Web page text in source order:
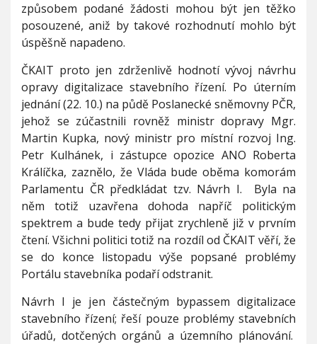
í
h
o
í
z
e
n
í
t
r
v
á
způsobem podané žádosti mohou být jen těžko
posouzené, aniž by takové rozhodnutí mohlo být
úspěšně napadeno.
ČKAIT proto jen zdrženlivě hodnotí vývoj návrhu
opravy digitalizace stavebního řízení. Po úterním
jednání (22. 10.) na půdě Poslanecké sněmovny PČR,
jehož se zúčastnili rovněž ministr dopravy Mgr.
Martin Kupka, nový ministr pro místní rozvoj Ing.
Petr Kulhánek, i zástupce opozice ANO Roberta
Králíčka, zaznělo, že Vláda bude oběma komorám
Parlamentu ČR předkládat tzv. Návrh I. Byla na
něm totiž uzavřena dohoda napříč politickým
spektrem a bude tedy přijat zrychleně již v prvním
čtení. Všichni politici totiž na rozdíl od ČKAIT věří, že
se do konce listopadu výše popsané problémy
Portálu stavebníka podaří odstranit.
Návrh I je jen částečným bypassem digitalizace
stavebního řízení; řeší pouze problémy stavebních
úřadů, dotčených orgánů a územního plánování.